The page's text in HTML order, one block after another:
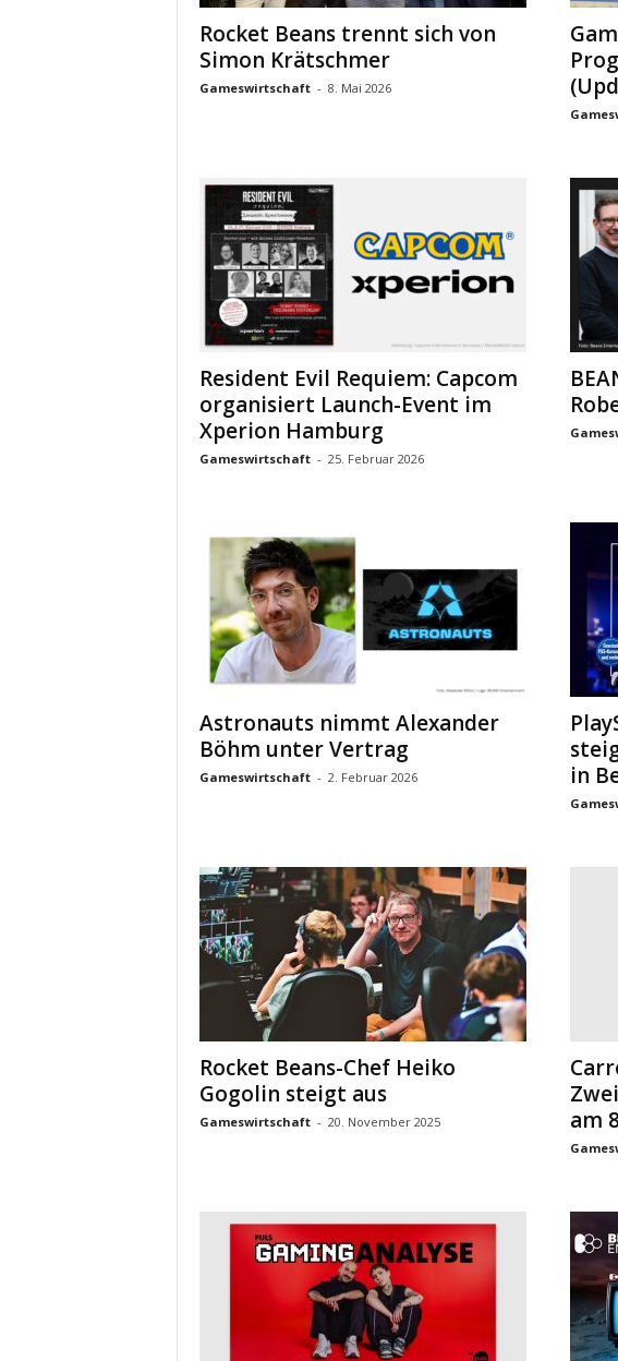
Rocket Beans trennt sich von
Simon Krätschmer
Gameswirtschaft - 8. Mai 2026
Resident Evil Requiem: Capcom
organisiert Launch-Event im
Xperion Hamburg
Gameswirtschaft - 25. Februar 2026
Astronauts nimmt Alexander
Böhm unter Vertrag
Gameswirtschaft - 2. Februar 2026
in
Rocket Beans-Chef Heiko
Gogolin steigt aus
Gameswirtschaft - 20. November 2025
am